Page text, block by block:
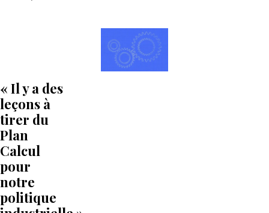
« Il y a des
leçons à
tirer du
Plan
Calcul
pour
notre
politique